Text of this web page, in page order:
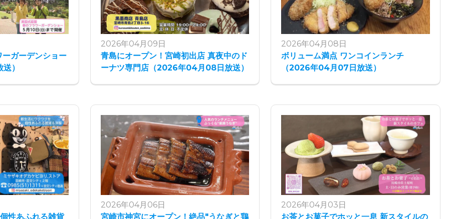
ガーデンショー
）
2026年04月09日
青島にオープン！宮崎初出店 真夜中のド
ーナツ専門店（2026年04月08日放送）
2026年04月08日
ボリューム満点 ワンコインランチ
（2026年04月07日放送）
性あふれる雑貨
2026年04月06日
宮崎市神宮にオープン！絶品"うなぎと鶏
2026年04月03日
お茶とお菓子でホッと一息 新スタイルの